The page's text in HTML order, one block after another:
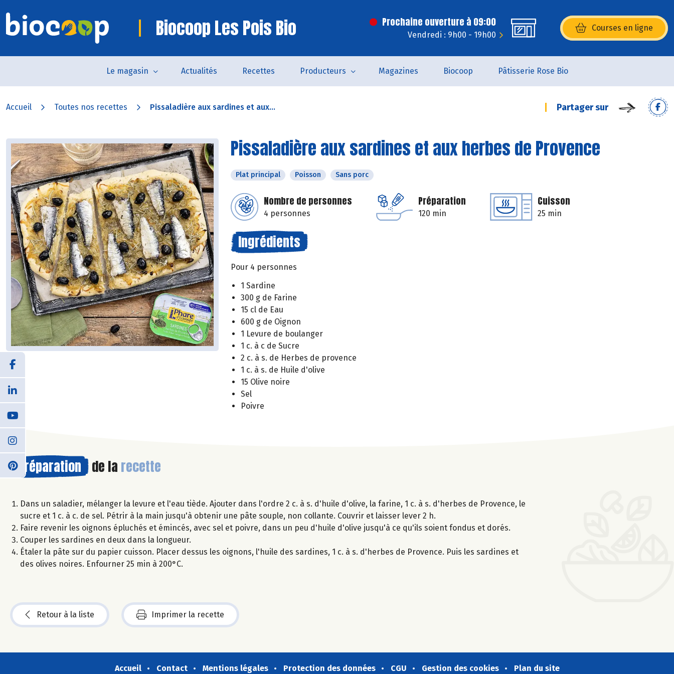
Biocoop Les Pois Bio Prochaine ouverture à 09:00
Vendredi : 9h00 - 19h00
Courses en ligne
(s’ouvre dans une nouvelle
Le magasin Actualités Recettes Producteurs Magazines Biocoop Pâtisserie Rose Bio
Accueil Toutes nos recettes Pissaladière aux sardines et aux... Partager sur
Pissaladière aux sardines et aux herbes de Provence
Plat principal Poisson Sans porc
Nombre de personnes
4 personnes
Préparation
120 min
Cuisson
25 min
Ingrédients
Pour 4 personnes
1 Sardine
300 g de Farine
15 cl de Eau
600 g de Oignon
1 Levure de boulanger
1 c. à c de Sucre
2 c. à s. de Herbes de provence
1 c. à s. de Huile d'olive
15 Olive noire
Sel
Poivre
Préparation de la recette
Dans un saladier, mélanger la levure et l'eau tiède. Ajouter dans l'ordre 2 c. à s. d'huile d'olive, la farine, 1 c. à s. d'herbes de Provence, le
sucre et 1 c. à c. de sel. Pétrir à la main jusqu'à obtenir une pâte souple, non collante. Couvrir et laisser lever 2 h.
Faire revenir les oignons épluchés et émincés, avec sel et poivre, dans un peu d'huile d'olive jusqu'à ce qu'ils soient fondus et dorés.
Couper les sardines en deux dans la longueur.
Étaler la pâte sur du papier cuisson. Placer dessus les oignons, l'huile des sardines, 1 c. à s. d'herbes de Provence. Puis les sardines et
des olives noires. Enfourner 25 min à 200°C.
Retour à la liste Imprimer la recette
Accueil Contact Mentions légales Protection des données CGU Gestion des cookies Plan du site